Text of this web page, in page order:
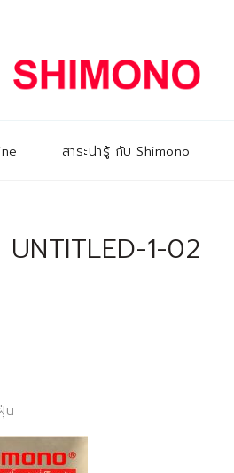
สาระน่ารู้ กับ Shimono
UNTITLED-1-02
น